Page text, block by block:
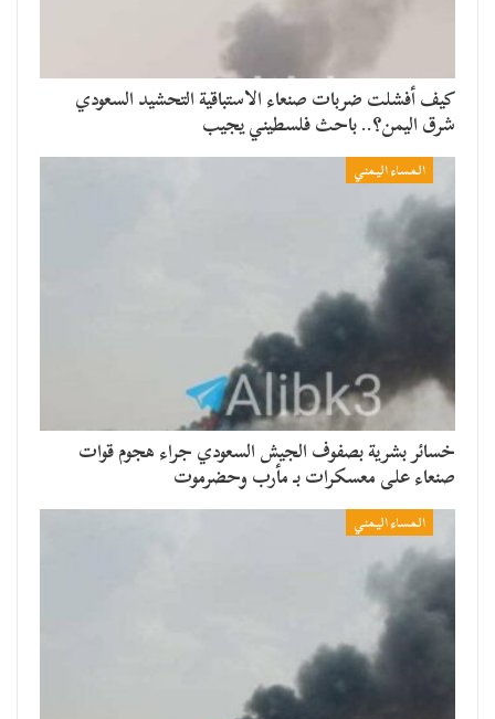
​كيف أفشلت ضربات صنعاء الاستباقية التحشيد السعودي
شرق اليمن؟.. باحث فلسطيني يجيب
المساء اليمني
خسائر بشرية بصفوف الجيش السعودي جراء هجوم قوات
صنعاء على معسكرات بـ مأرب وحضرموت
المساء اليمني